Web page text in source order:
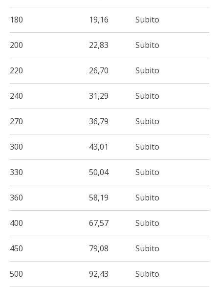
180 19,16 Subito
200 22,83 Subito
220 26,70 Subito
240 31,29 Subito
270 36,79 Subito
300 43,01 Subito
330 50,04 Subito
360 58,19 Subito
400 67,57 Subito
450 79,08 Subito
500 92,43 Subito